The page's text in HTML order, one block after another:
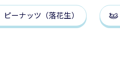
ピーナッツ（落花生）